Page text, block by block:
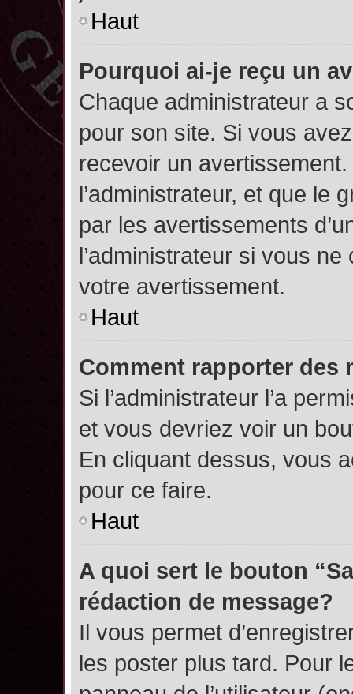
Haut
Pourquoi ai-je reçu un
Chaque administrateur a
pour son site. Si vous
recevoir un
l’administrateur, et que le
par les avertissements
l’administrateur si vous
votre avertissement.
Haut
Comment rapporter des
Si l’administrateur l’a
et vous devriez voir un
En cliquant dessus, vous
pour ce faire.
Haut
A quoi sert le bouton
rédaction de message?
Il vous permet
les poster plus tard. Pour